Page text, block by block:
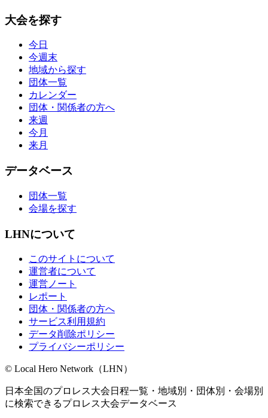
大会を探す
今日
今週末
地域から探す
団体一覧
カレンダー
団体・関係者の方へ
来週
今月
来月
データベース
団体一覧
会場を探す
LHNについて
このサイトについて
運営者について
運営ノート
レポート
団体・関係者の方へ
サービス利用規約
データ削除ポリシー
プライバシーポリシー
© Local Hero Network（LHN）
日本全国のプロレス大会日程一覧・地域別・団体別・会場別
に検索できるプロレス大会データベース